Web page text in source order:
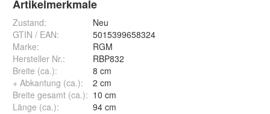
Artikelmerkmale
Zustand:
Neu
GTIN / EAN:
5015399658324
Marke:
RGM
Hersteller Nr.:
RBP832
Breite (ca.):
8 cm
+ Abkantung (ca.):
2 cm
Breite gesamt (ca.): 10 cm
Länge (ca.): 94 cm